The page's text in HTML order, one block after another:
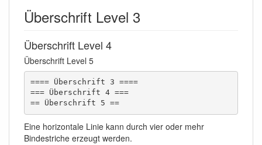
Überschrift Level 3
Überschrift Level 4
Überschrift Level 5
==== Überschrift 3 ====
=== Überschrift 4 ===
== Überschrift 5 ==
Eine horizontale Linie kann durch vier oder mehr
Bindestriche erzeugt werden.